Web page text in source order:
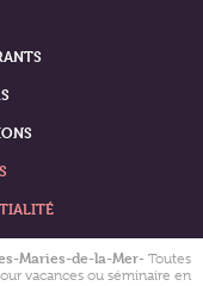
Maries-de-la-Mer- Toutes
vacances ou séminaire en